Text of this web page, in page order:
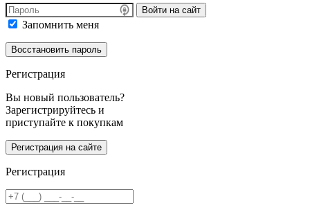
Войти на сайт
Запомнить меня
Регистрация
Вы новый пользователь?
Зарегистрируйтесь и
приступайте к покупкам
Регистрация